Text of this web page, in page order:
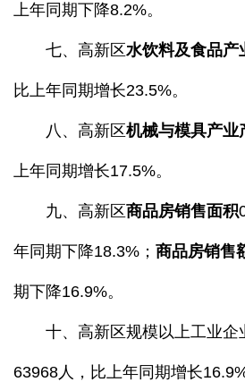
上年同期下降8.2%。
七、高新区水饮料及食品产
比上年同期增长23.5%。
八、高新区机械与模具产业
上年同期增长17.5%。
九、高新区商品房销售面积
年同期下降18.3%； 商品房销售
期下降16.9%。
十、高新区规模以上工业企
63968人，比上年同期增长16.9%